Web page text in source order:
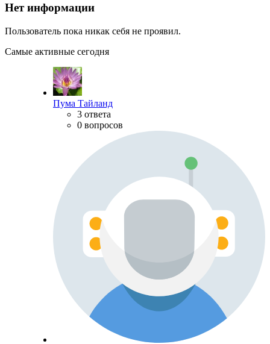
Нет информации
Пользователь пока никак себя не проявил.
Самые активные сегодня
Пума Тайланд
3 ответа
0 вопросов